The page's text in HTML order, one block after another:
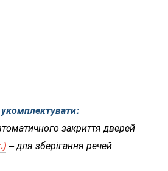
закриття дверей
– для зберігання речей